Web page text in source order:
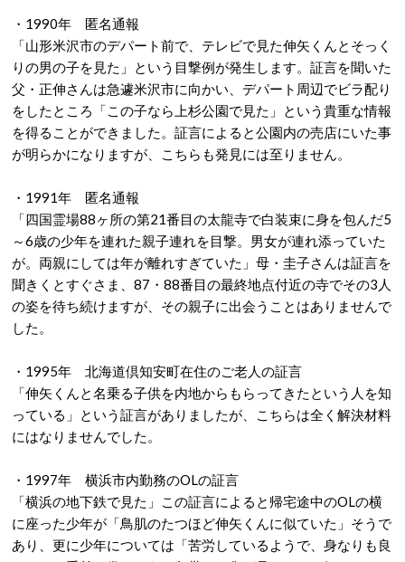
・1990年 匿名通報
「山形米沢市のデパート前で、テレビで見た伸矢くんとそっく
りの男の子を見た」という目撃例が発生します。証言を聞いた
父・正伸さんは急遽米沢市に向かい、デパート周辺でビラ配り
をしたところ「この子なら上杉公園で見た」という貴重な情報
を得ることができました。証言によると公園内の売店にいた事
が明らかになりますが、こちらも発見には至りません。
・1991年 匿名通報
「四国霊場88ヶ所の第21番目の太龍寺で白装束に身を包んだ5
～6歳の少年を連れた親子連れを目撃。男女が連れ添っていた
が。両親にしては年が離れすぎていた」母・圭子さんは証言を
聞きくとすぐさま、87・88番目の最終地点付近の寺でその3人
の姿を待ち続けますが、その親子に出会うことはありませんで
した。
・1995年 北海道倶知安町在住のご老人の証言
「伸矢くんと名乗る子供を内地からもらってきたという人を知
っている」という証言がありましたが、こちらは全く解決材料
にはなりませんでした。
・1997年 横浜市内勤務のOLの証言
「横浜の地下鉄で見た」この証言によると帰宅途中のOLの横
に座った少年が「鳥肌のたつほど伸矢くんに似ていた」そうで
あり、更に少年については「苦労しているようで、身なりも良